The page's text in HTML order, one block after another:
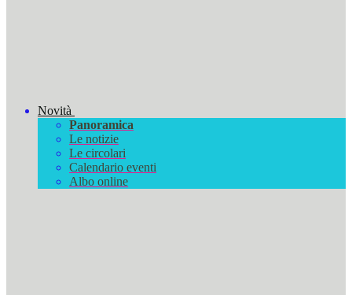
Novità
Panoramica
Le notizie
Le circolari
Calendario eventi
Albo online